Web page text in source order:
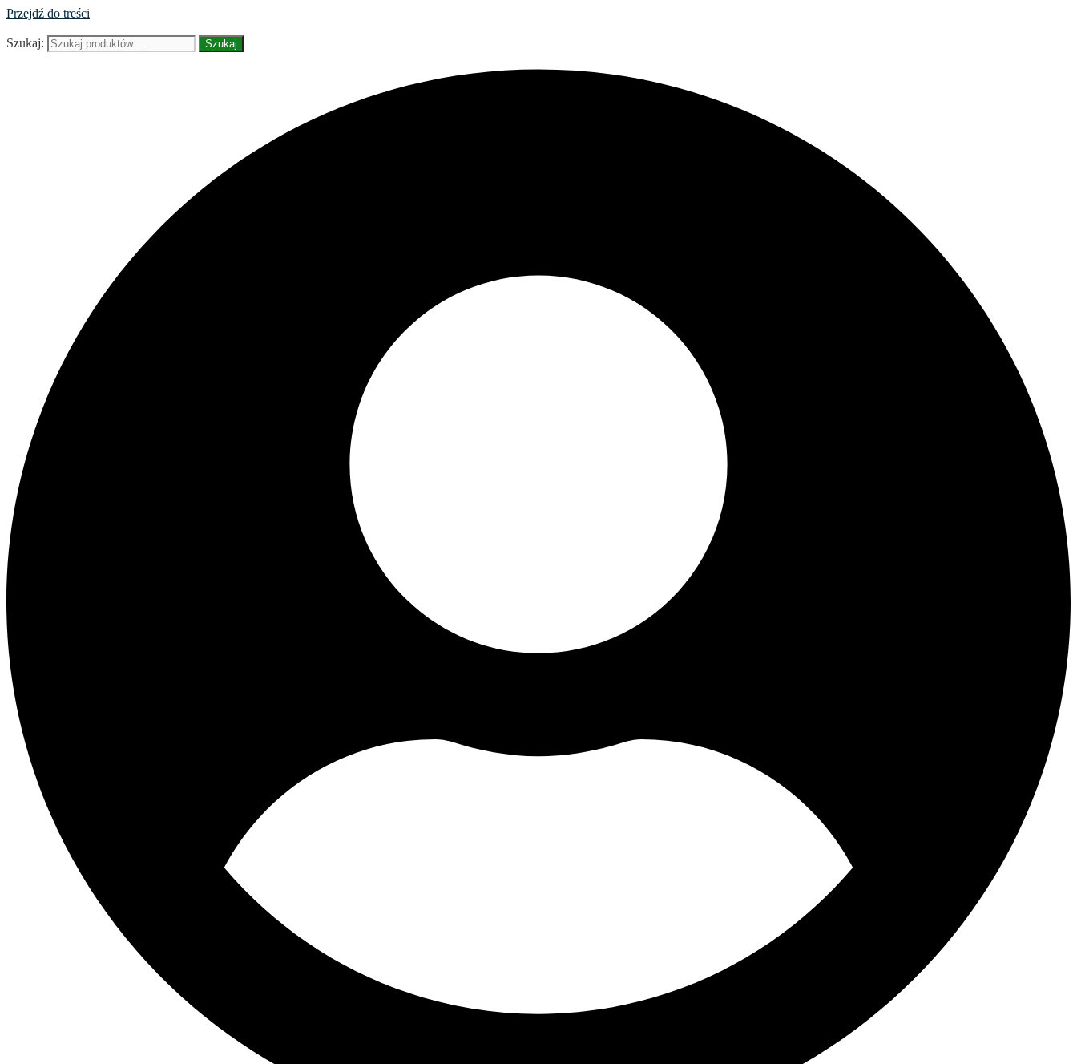
Przejdź do treści
Szukaj: Szukaj